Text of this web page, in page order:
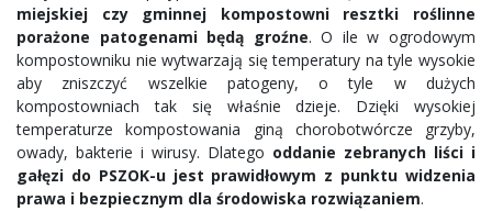
miejskiej czy gminnej kompostowni resztki roślinne
porażone patogenami będą groźne. O ile w ogrodowym
kompostowniku nie wytwarzają się temperatury na tyle wysokie
aby zniszczyć wszelkie patogeny, o tyle w dużych
kompostowniach tak się właśnie dzieje. Dzięki wysokiej
temperaturze kompostowania giną chorobotwórcze grzyby,
owady, bakterie i wirusy. Dlatego oddanie zebranych liści i
gałęzi do PSZOK-u jest prawidłowym z punktu widzenia
prawa i bezpiecznym dla środowiska rozwiązaniem.